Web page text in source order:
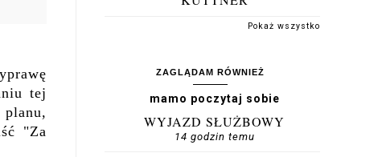
tej
planu,
"Za
Pokaż wszystko
ZAGLĄDAM RÓWNIEŻ
mamo poczytaj sobie
WYJAZD SŁUŻBOWY
14 godzin temu